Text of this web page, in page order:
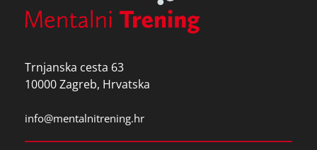
s
e
e
m
Trnjanska cesta 63
10000 Zagreb, Hrvatska
info@mentalnitrening.hr